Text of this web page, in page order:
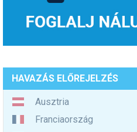
HAVAZÁS ELŐREJELZÉS
Ausztria
Franciaország